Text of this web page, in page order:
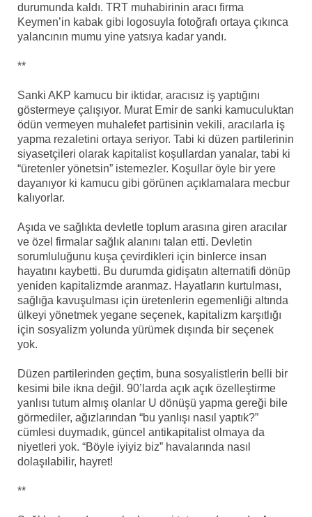
durumunda kaldı. TRT muhabirinin aracı firma
Keymen’in kabak gibi logosuyla fotoğrafı ortaya çıkınca
yalancının mumu yine yatsıya kadar yandı.
**
Sanki AKP kamucu bir iktidar, aracısız iş yaptığını
göstermeye çalışıyor. Murat Emir de sanki kamuculuktan
ödün vermeyen muhalefet partisinin vekili, aracılarla iş
yapma rezaletini ortaya seriyor. Tabi ki düzen partilerinin
siyasetçileri olarak kapitalist koşullardan yanalar, tabi ki
“üretenler yönetsin” istemezler. Koşullar öyle bir yere
dayanıyor ki kamucu gibi görünen açıklamalara mecbur
kalıyorlar.
Aşıda ve sağlıkta devletle toplum arasına giren aracılar
ve özel firmalar sağlık alanını talan etti. Devletin
sorumluluğunu kuşa çevirdikleri için binlerce insan
hayatını kaybetti. Bu durumda gidişatın alternatifi dönüp
yeniden kapitalizmde aranmaz. Hayatların kurtulması,
sağlığa kavuşulması için üretenlerin egemenliği altında
ülkeyi yönetmek yegane seçenek, kapitalizm karşıtlığı
için sosyalizm yolunda yürümek dışında bir seçenek
yok.
Düzen partilerinden geçtim, buna sosyalistlerin belli bir
kesimi bile ikna değil. 90’larda açık açık özelleştirme
yanlısı tutum almış olanlar U dönüşü yapma gereği bile
görmediler, ağızlarından “bu yanlışı nasıl yaptık?”
cümlesi duymadık, güncel antikapitalist olmaya da
niyetleri yok. “Böyle iyiyiz biz” havalarında nasıl
dolaşılabilir, hayret!
**